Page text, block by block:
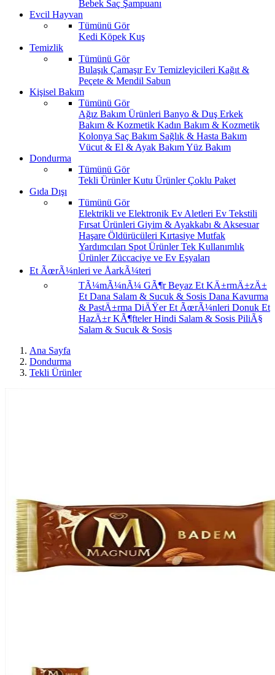
Bebek Saç Şampuanı
Evcil Hayvan
Tümünü Gör
Kedi Köpek Kuş
Temizlik
Tümünü Gör
Bulaşık ÇamaşırEv Temizleyicileri Kağıt &
Peçete & Mendil Sabun
Kişisel Bakım
Tümünü Gör
Ağız Bakım Ürünleri Banyo & Duş Erkek
Bakım & Kozmetik Kadın Bakım & Kozmetik
Kolonya Saç Bakım Sağlık & Hasta Bakım
Vücut & El & Ayak BakımYüz Bakım
Dondurma
Tümünü Gör
Tekli ÜrünlerKutu ÜrünlerÇoklu Paket
Gıda Dışı
Tümünü Gör
Elektrikli ve Elektronik Ev Aletleri Ev Tekstili
Fırsat Ürünleri Giyim & Ayakkabı & Aksesuar
Haşare Öldürücüleri Kırtasiye Mutfak
Yardımcıları Spot ÜrünlerTek Kullanımlık
Ürünler Züccaciye ve Ev Eşyaları
Et ÃœrÃ¼nleri ve ÅarkÃ¼teri
TÃ¼mÃ¼nÃ¼ GÃ¶rBeyaz Et KÄ±rmÄ±zÄ±
Et Dana Salam & Sucuk & Sosis Dana Kavurma
& PastÄ±rma DiÄŸer Et ÃœrÃ¼nleri Donuk Et
HazÄ±r KÃ¶ftelerHindi Salam & Sosis PiliÃ§
Salam & Sucuk & Sosis
Ana Sayfa
Dondurma
Tekli Ürünler